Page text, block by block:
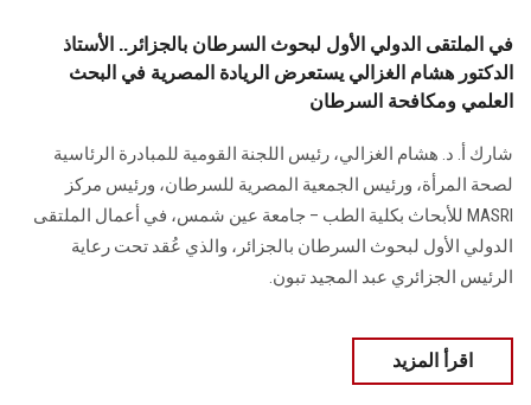
في الملتقى الدولي الأول لبحوث السرطان بالجزائر.. الأستاذ
الدكتور هشام الغزالي يستعرض الريادة المصرية في البحث
العلمي ومكافحة السرطان
شارك أ. د. هشام الغزالي، رئيس اللجنة القومية للمبادرة الرئاسية
لصحة المرأة، ورئيس الجمعية المصرية للسرطان، ورئيس مركز
MASRI للأبحاث بكلية الطب – جامعة عين شمس، في أعمال الملتقى
الدولي الأول لبحوث السرطان بالجزائر، والذي عُقد تحت رعاية
الرئيس الجزائري عبد المجيد تبون.
اقرأ المزيد